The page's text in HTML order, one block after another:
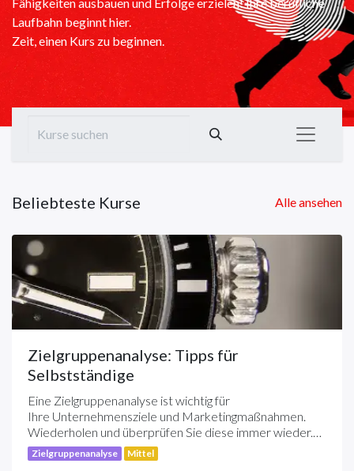
Laufbahn beginnt hier.
Zeit, einen Kurs zu beginnen.
Alle ansehen
Beliebteste Kurse
Zielgruppenanalyse: Tipps für
Selbstständige
Eine Zielgruppenanalyse ist wichtig für
Ihre Unternehmensziele und Marketingmaßnahmen.
Wiederholen und überprüfen Sie diese immer wieder.
Denn mit der Anpassung der eigenen Produkte oder
Leistungen kann sich auch die Zielgruppe vergrößern
Zielgruppenanalyse Mittel